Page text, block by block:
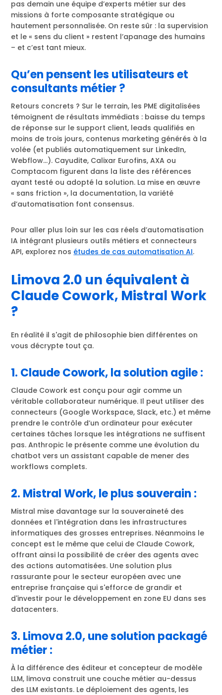
pas demain une équipe d’experts métier sur des
missions à forte composante stratégique ou
hautement personnalisée. On reste sûr : la supervision
et le « sens du client » restent l’apanage des humains
– et c’est tant mieux.
Qu’en pensent les utilisateurs et
consultants métier ?
Retours concrets ? Sur le terrain, les PME digitalisées
témoignent de résultats immédiats : baisse du temps
de réponse sur le support client, leads qualifiés en
moins de trois jours, contenus marketing générés à la
volée (et publiés automatiquement sur LinkedIn,
Webflow…). Cayudite, Calixar Eurofins, AXA ou
Comptacom figurent dans la liste des références
ayant testé ou adopté la solution. La mise en œuvre
« sans friction », la documentation, la variété
d’automatisation font consensus.
Pour aller plus loin sur les cas réels d’automatisation
IA intégrant plusieurs outils métiers et connecteurs
API, explorez nos études de cas automatisation AI.
Limova 2.0 un équivalent à
Claude Cowork, Mistral Work
?
En réalité il s'agit de philosophie bien différentes on
vous décrypte tout ça.
1. Claude Cowork, la solution agile :
Claude Cowork est conçu pour agir comme un
véritable collaborateur numérique. Il peut utiliser des
connecteurs (Google Workspace, Slack, etc.) et même
prendre le contrôle d’un ordinateur pour exécuter
certaines tâches lorsque les intégrations ne suffisent
pas. Anthropic le présente comme une évolution du
chatbot vers un assistant capable de mener des
workflows complets.
2. Mistral Work, le plus souverain :
Mistral mise davantage sur la souveraineté des
données et l'intégration dans les infrastructures
informatiques des grosses entreprises. Néanmoins le
concept est le même que celui de Claude Cowork,
offrant ainsi la possibilité de créer des agents avec
des actions automatisées. Une solution plus
rassurante pour le secteur européen avec une
entreprise française qui s'efforce de grandir et
d'investir pour le développement en zone EU dans ses
datacenters.
3. Limova 2.0, une solution packagé
métier :
À la différence des éditeur et concepteur de modèle
LLM, limova construit une couche métier au-dessus
des LLM existants. Le déploiement des agents, les